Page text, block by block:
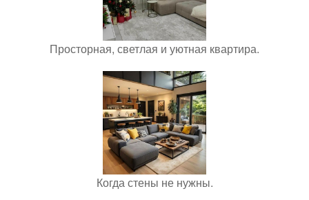
Просторная, светлая и уютная квартира.
Когда стены не нужны.